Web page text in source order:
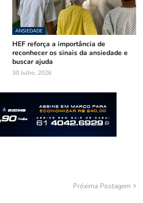
ANSIEDADE
HEF reforça a importância de
reconhecer os sinais da ansiedade e
buscar ajuda
30 Julho, 2026
Próxima Postagem